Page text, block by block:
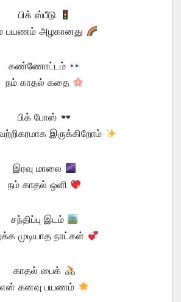
பிக் ஸ்பீடு
பயணம் அழகானது
கண்ணோட்டம்
நம் காதல் கதை
பிக் போஸ்
இருக்கிறோம்
இரவு மாலை
நம் காதல் ஒளி
சந்திப்பு இடம்
முடியாத நாட்கள்
காதல் பைக்
என் கனவு பயணம்